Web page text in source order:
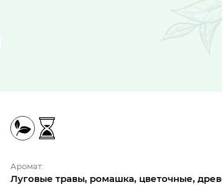
Аромат:
Луговые травы, ромашка, цветочные,